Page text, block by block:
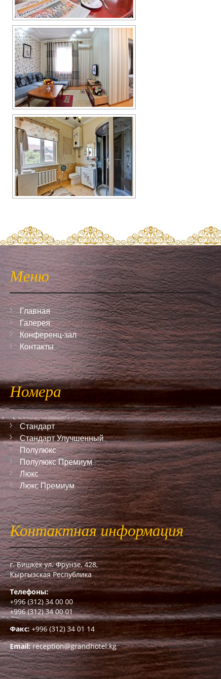
Меню
Главная
Галерея
Конференц-зал
Контакты
Номера
Стандарт
Стандарт Улучшенный
Полулюкс
Полулюкс Премиум
Люкс
Люкс Премиум
Контактная информация
г. Бишкек ул. Фрунзе, 428,
Кыргызская Республика
Телефоны:
+996 (312) 34 00 00
+996 (312) 34 00 01
Факс: +996 (312) 34 01 14
Email: reception@grandhotel.kg